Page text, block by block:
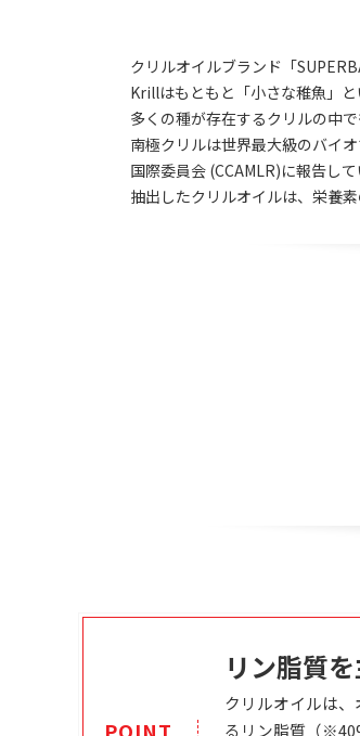
クリルオイルブランド「
Krillはもともと「小さな稚魚」
多くの種が存在するクリルの中
南極クリルは世界最大級のバイ
国際委員会 (CCAMLR)に報告して
抽出したクリルオイルは、栄養
POINT
リン脂質
クリルオイルは、
るリン脂質（